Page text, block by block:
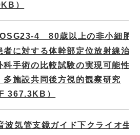
）
4 80歳以上の非小細胞
者に対する体幹部定位放射線治
科手術の比較試験の実現可能性
多施設共同後方視的観察研究
367.3KB）
波気管支鏡ガイド下クライオ生